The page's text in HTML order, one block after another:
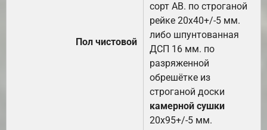
Пол чистовой
сорт АВ. по строганой
рейке 20х40+/-5 мм.
либо шпунтованная
ДСП 16 мм. по
разряженной
обрешётке из
строганой доски
камерной сушки
20х95+/-5 мм.